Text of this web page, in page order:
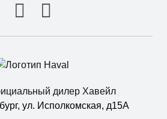
дилер Хавейл
ул. Исполкомская, д15А